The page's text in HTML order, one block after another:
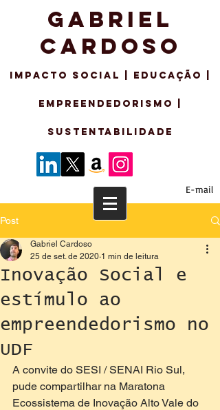
GABRIEL
CARDOSO
IMPACTO SO CIAL | EDUCAÇÃO |
EMPREENDEDORISMo |
sustentabilidade
E-mail
Post
Inovação Social e
estímulo ao
empreendedorismo no
UDF
Gabriel Cardoso
25 de set. de 2020 1 min de leitura
A convite do SESI / SENAI Rio Sul,
pude compartilhar na Maratona
Ecossistema de Inovação Alto Vale do